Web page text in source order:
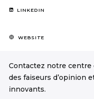
LINKEDIN
WEBSITE
Contactez notre centre
des faiseurs d’opinion
innovants.